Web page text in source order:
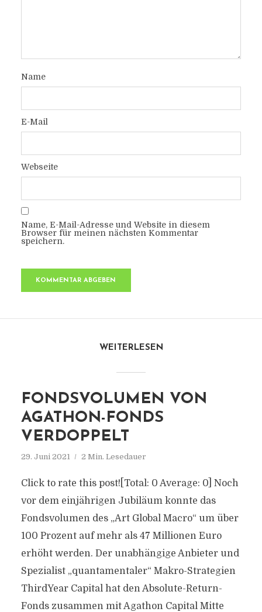
Name
E-Mail
Webseite
Name, E-Mail-Adresse und Website in diesem
Browser für meinen nächsten Kommentar
speichern.
WEITERLESEN
FONDSVOLUMEN VON
AGATHON-FONDS
VERDOPPELT
29. Juni 2021 2 Min. Lesedauer
Click to rate this post![Total: 0 Average: 0] Noch
vor dem einjährigen Jubiläum konnte das
Fondsvolumen des „Art Global Macro“ um über
100 Prozent auf mehr als 47 Millionen Euro
erhöht werden. Der unabhängige Anbieter und
Spezialist „quantamentaler“ Makro-Strategien
ThirdYear Capital hat den Absolute-Return-
Fonds zusammen mit Agathon Capital Mitte